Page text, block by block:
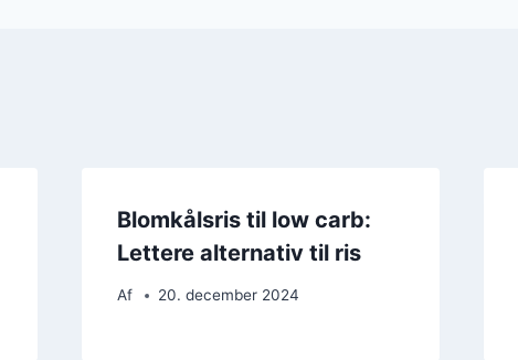
Blomkålsris til low carb:
Lettere alternativ til ris
Af 20. december 2024